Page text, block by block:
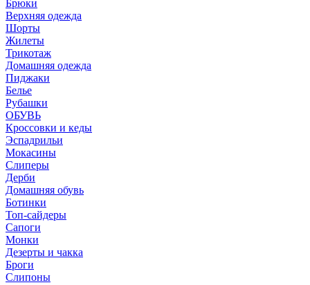
Брюки
Верхняя одежда
Шорты
Жилеты
Трикотаж
Домашняя одежда
Пиджаки
Белье
Рубашки
ОБУВЬ
Кроссовки и кеды
Эспадрильи
Мокасины
Слиперы
Дерби
Домашняя обувь
Ботинки
Топ-сайдеры
Сапоги
Монки
Дезерты и чакка
Броги
Слипоны